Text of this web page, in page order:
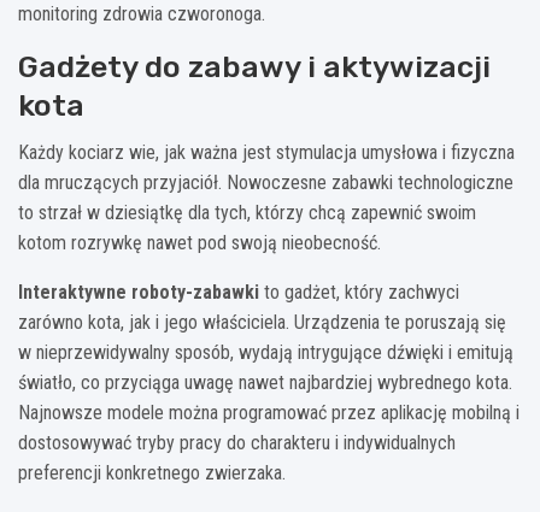
monitoring zdrowia czworonoga.
Gadżety do zabawy i aktywizacji
kota
Każdy kociarz wie, jak ważna jest stymulacja umysłowa i fizyczna
dla mruczących przyjaciół. Nowoczesne zabawki technologiczne
to strzał w dziesiątkę dla tych, którzy chcą zapewnić swoim
kotom rozrywkę nawet pod swoją nieobecność.
Interaktywne roboty-zabawki to gadżet, który zachwyci
zarówno kota, jak i jego właściciela. Urządzenia te poruszają się
w nieprzewidywalny sposób, wydają intrygujące dźwięki i emitują
światło, co przyciąga uwagę nawet najbardziej wybrednego kota.
Najnowsze modele można programować przez aplikację mobilną i
dostosowywać tryby pracy do charakteru i indywidualnych
preferencji konkretnego zwierzaka.